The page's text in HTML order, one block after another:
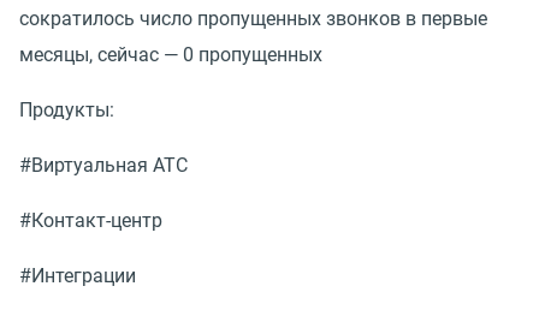
сократилось число пропущенных звонков в первые
месяцы, сейчас — 0 пропущенных
Продукты:
#Виртуальная АТС
#Контакт-центр
#Интеграции